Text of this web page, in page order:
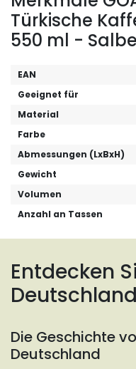
Türkische
550 ml -
EAN
Geeignet für
Material
Farbe
Abmessungen (LxBxH)
Gewicht
Volumen
Anzahl an Tassen
Entdecken
Deutschland
Die Geschichte
Deutschland